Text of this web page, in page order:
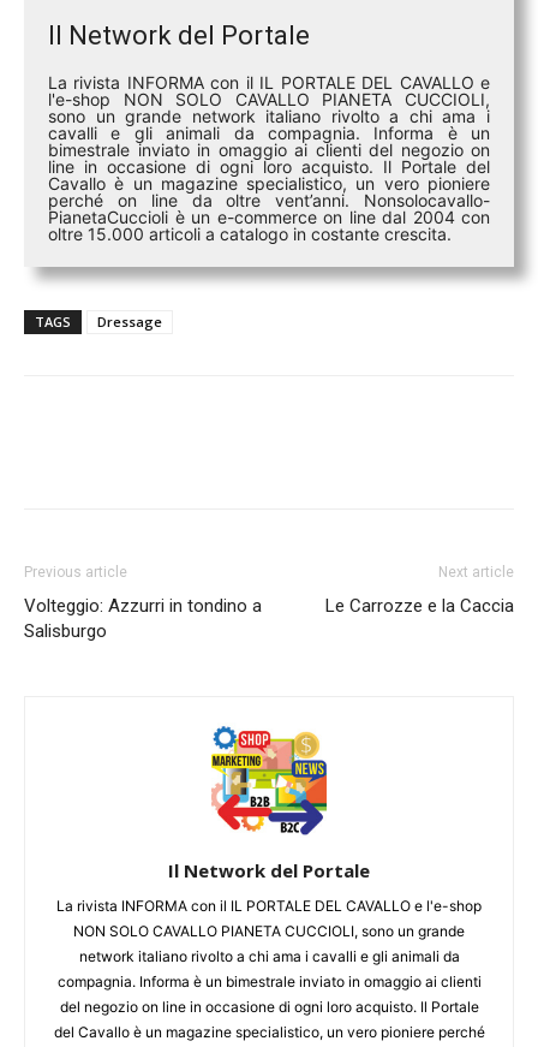
Il Network del Portale
La rivista INFORMA con il IL PORTALE DEL CAVALLO e
l'e-shop NON SOLO CAVALLO PIANETA CUCCIOLI,
sono un grande network italiano rivolto a chi ama i
cavalli e gli animali da compagnia. Informa è un
bimestrale inviato in omaggio ai clienti del negozio on
line in occasione di ogni loro acquisto. Il Portale del
Cavallo è un magazine specialistico, un vero pioniere
perché on line da oltre vent’anni. Nonsolocavallo-
PianetaCuccioli è un e-commerce on line dal 2004 con
oltre 15.000 articoli a catalogo in costante crescita.
TAGS Dressage
Previous article
Volteggio: Azzurri in tondino a
Salisburgo
Next article
Le Carrozze e la Caccia
Il Network del Portale
La rivista INFORMA con il IL PORTALE DEL CAVALLO e l'e-shop
NON SOLO CAVALLO PIANETA CUCCIOLI, sono un grande
network italiano rivolto a chi ama i cavalli e gli animali da
compagnia. Informa è un bimestrale inviato in omaggio ai clienti
del negozio on line in occasione di ogni loro acquisto. Il Portale
del Cavallo è un magazine specialistico, un vero pioniere perché